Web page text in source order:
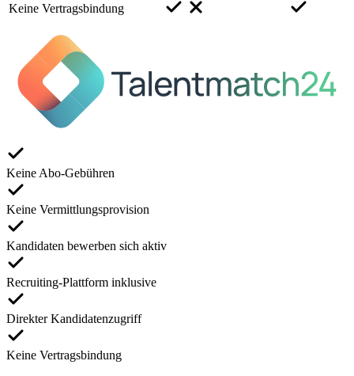
Keine Vertragsbindung
Keine Abo-Gebühren
Keine Vermittlungsprovision
Kandidaten bewerben sich aktiv
Recruiting-Plattform inklusive
Direkter Kandidatenzugriff
Keine Vertragsbindung